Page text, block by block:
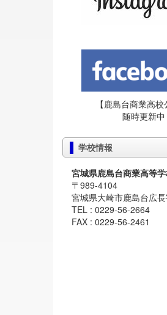
【鹿島台商業高校
随時更新中
学校情報
宮城県鹿島台商業高等
〒989-4104
宮城県大崎市鹿島台広
TEL : 0229-56-2664
FAX : 0229-56-2461